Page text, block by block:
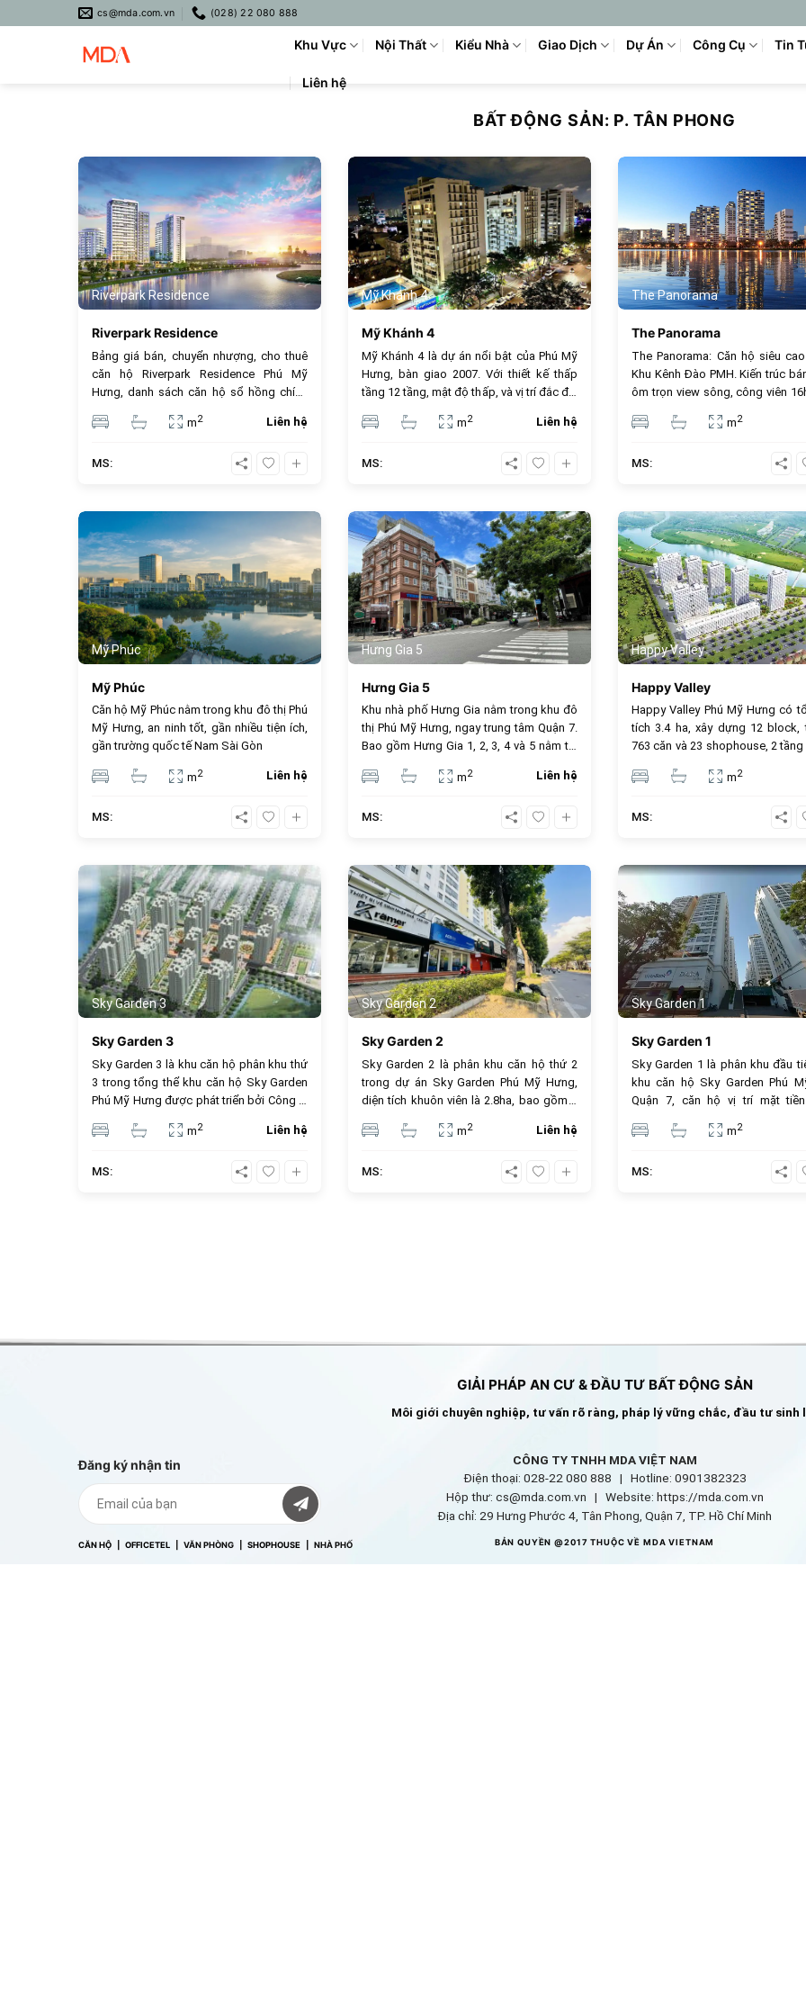
to
cs@mda.com.vn (028) 22 080 888
Khu Vực Nội Thất Kiểu Nhà Giao Dịch Dự Án Công Cụ Tin
Liên hệ
BẤT ĐỘNG SẢN: P. TÂN PHONG
Riverpark Residence
894
Riverpark Residence
Bảng giá bán, chuyển nhượng, cho thuê
căn hộ Riverpark Residence Phú Mỹ
Hưng, danh sách căn hộ sổ hồng chính
trường.
m2 Liên hệ
MS:
Mỹ Khánh 4
Mỹ Khánh 4
Mỹ Khánh 4 là dự án nổi bật của Phú Mỹ
Hưng, bàn giao 2007. Với thiết kế thấp
tầng 12 tầng, mật độ thấp, và vị trí đắc địa
– Nguyễn Đức Cảnh), dự án mang lại
(hồ bơi, gym) và hưởng trọn tiện ích ngoại
m2 Liên hệ
MS:
The Panorama
The Panorama
The Panorama: Căn hộ siêu
Khu Kênh Đào PMH. Kiến trúc
ôm trọn view sông, công viên
đầu tư.
m2
MS:
Mỹ Phúc
Mỹ Phúc
Căn hộ Mỹ Phúc nằm trong khu đô thị Phú
Mỹ Hưng, an ninh tốt, gần nhiều tiện ích,
gần trường quốc tế Nam Sài Gòn
m2 Liên hệ
MS:
Hưng Gia 5
646
Hưng Gia 5
Khu nhà phố Hưng Gia nằm trong khu đô
thị Phú Mỹ Hưng, ngay trung tâm Quận 7.
Bao gồm Hưng Gia 1, 2, 3, 4 và 5 nằm tại
đường Phan Khiêm Ích, đường Nguyễn
phường Tân Phong, Quận 7, TP.Hồ Chí
m2 Liên hệ
MS:
Happy Valley
Happy Valley
Happy Valley Phú Mỹ Hưng có
tích 3.4 ha, xây dựng 12 block,
763 căn và 23 shophouse, 2 tầng
hộ, shophouse, duplex,
135m2 ( 3 phòng ngủ), duplex
m2
MS:
Sky Garden 3
897
Sky Garden 3
Sky Garden 3 là khu căn hộ phân khu thứ
3 trong tổng thể khu căn hộ Sky Garden
Phú Mỹ Hưng được phát triển bởi Công ty
"Công trình kiến trúc tiêu biểu thời kỳ đổi
tặng năm 2008. Trong đó, Sky Garden 3
m2 Liên hệ
MS:
Sky Garden 2
Sky Garden 2
Sky Garden 2 là phân khu căn hộ thứ 2
trong dự án Sky Garden Phú Mỹ Hưng,
diện tích khuôn viên là 2.8ha, bao gồm 9
số căn hộ là 710 căn, diện tích từ 71-
m2 Liên hệ
MS:
Sky Garden 1
Sky Garden 1
Sky Garden 1 là phân khu đầu
khu căn hộ Sky Garden Phú
Quận 7, căn hộ vị trí mặt tiền
giá bán rẻ, gần các trung tâm
trong khu đo thị Phú Mỹ Hưng,
m2
MS:
GIẢI PHÁP AN CƯ & ĐẦU TƯ BẤT ĐỘNG SẢN
Môi giới chuyên nghiệp, tư vấn rõ ràng, pháp lý vững chắc, đầu tư sinh
Đăng ký nhận tin
CÔNG TY TNHH MDA VIỆT NAM
Điện thoại: 028-22 080 888 | Hotline: 0901382323
Hộp thư: cs@mda.com.vn | Website: https://mda.com.vn
Địa chỉ: 29 Hưng Phước 4, Tân Phong, Quận 7, TP. Hồ Chí Minh
CĂN HỘ OFFICETEL | VĂN PHÒNG | SHOPHOUSE | NHÀ PHỐ BẢN QUYỀN @2017 THUỘC VỀ MDA VIETNAM